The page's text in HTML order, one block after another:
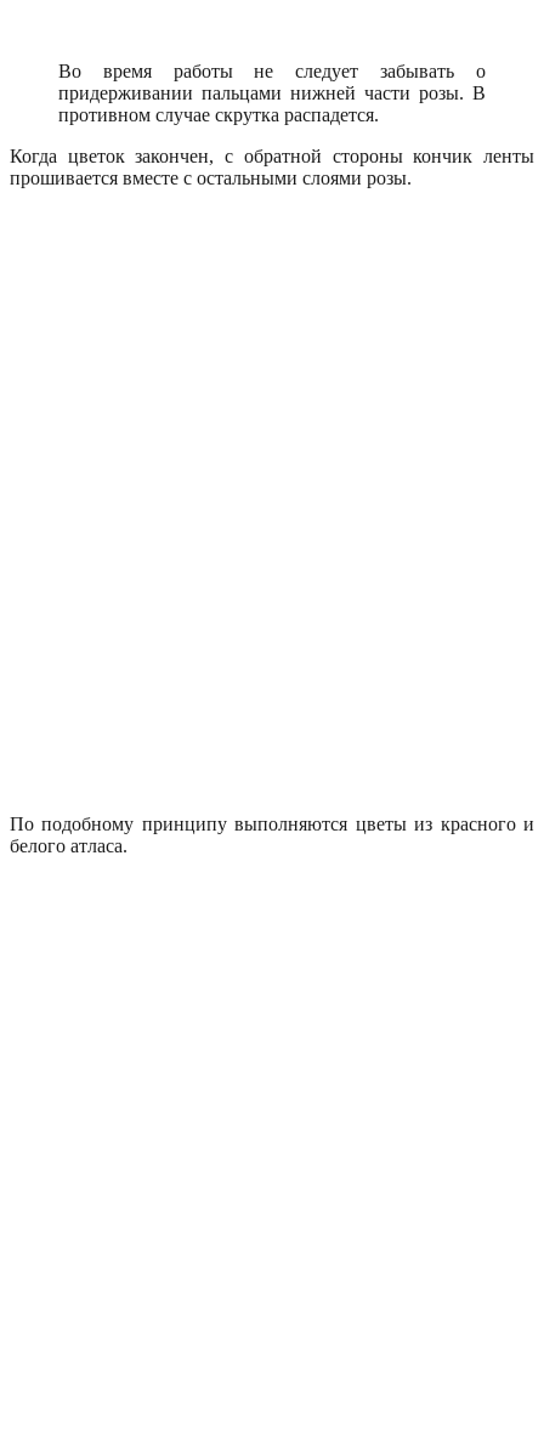
Во время работы не следует забывать о
придерживании пальцами нижней части розы. В
противном случае скрутка распадется.
Когда цветок закончен, с обратной стороны кончик ленты
прошивается вместе с остальными слоями розы.
По подобному принципу выполняются цветы из красного и
белого атласа.